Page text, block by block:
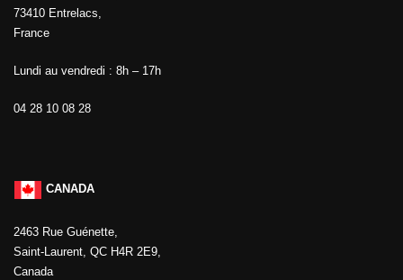
73410 Entrelacs,
France
Lundi au vendredi : 8h – 17h
04 28 10 08 28
CANADA
2463 Rue Guénette,
Saint-Laurent, QC H4R 2E9,
Canada